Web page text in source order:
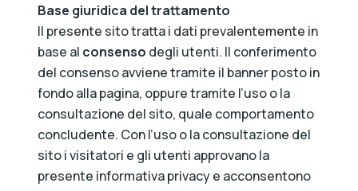
Base giuridica del trattamento
Il presente sito tratta i dati prevalentemente in
base al consenso degli utenti. Il conferimento
del consenso avviene tramite il banner posto in
fondo alla pagina, oppure tramite l’uso o la
consultazione del sito, quale comportamento
concludente. Con l’uso o la consultazione del
sito i visitatori e gli utenti approvano la
presente informativa privacy e acconsentono